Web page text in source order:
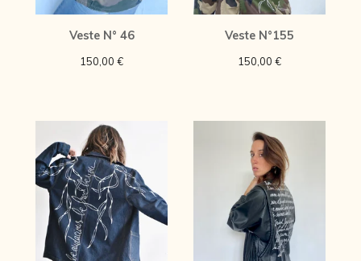
Veste N° 46
150,00 €
Veste N°155
150,00 €